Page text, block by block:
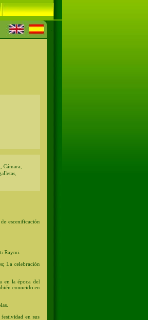
escenificación
Raymi.
La celebración
en la época del
conocido en
en sus